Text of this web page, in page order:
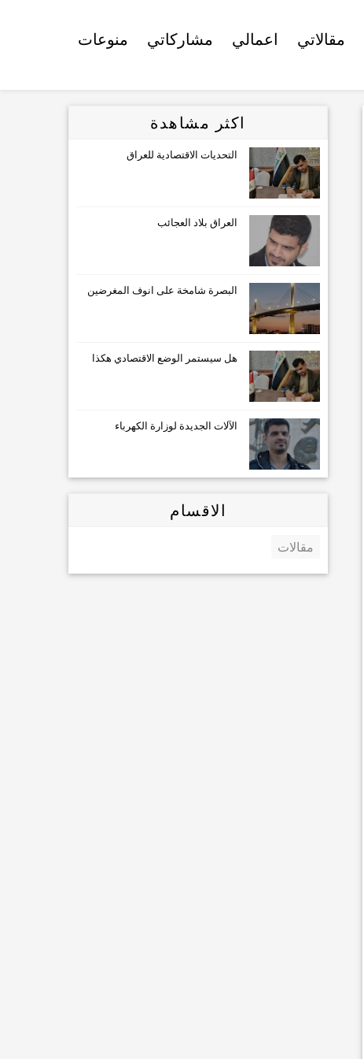
مقالاتي اعمالي مشاركاتي منوعات
اكثر مشاهدة
التحديات الاقتصادية للعراق
العراق بلاد العجائب
البصرة شامخة على انوف المغرضين
هل سيستمر الوضع الاقتصادي هكذا
الآلات الجديدة لوزارة الكهرباء
الاقسام
مقالات